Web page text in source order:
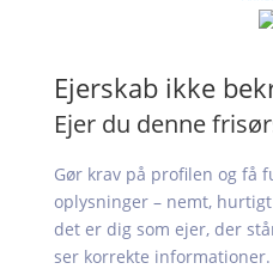
Ejerskab ikke
Ejer du denne
Gør krav på profilen og få
oplysninger – nemt,
det er dig som ejer, der
ser korrekte informationer.